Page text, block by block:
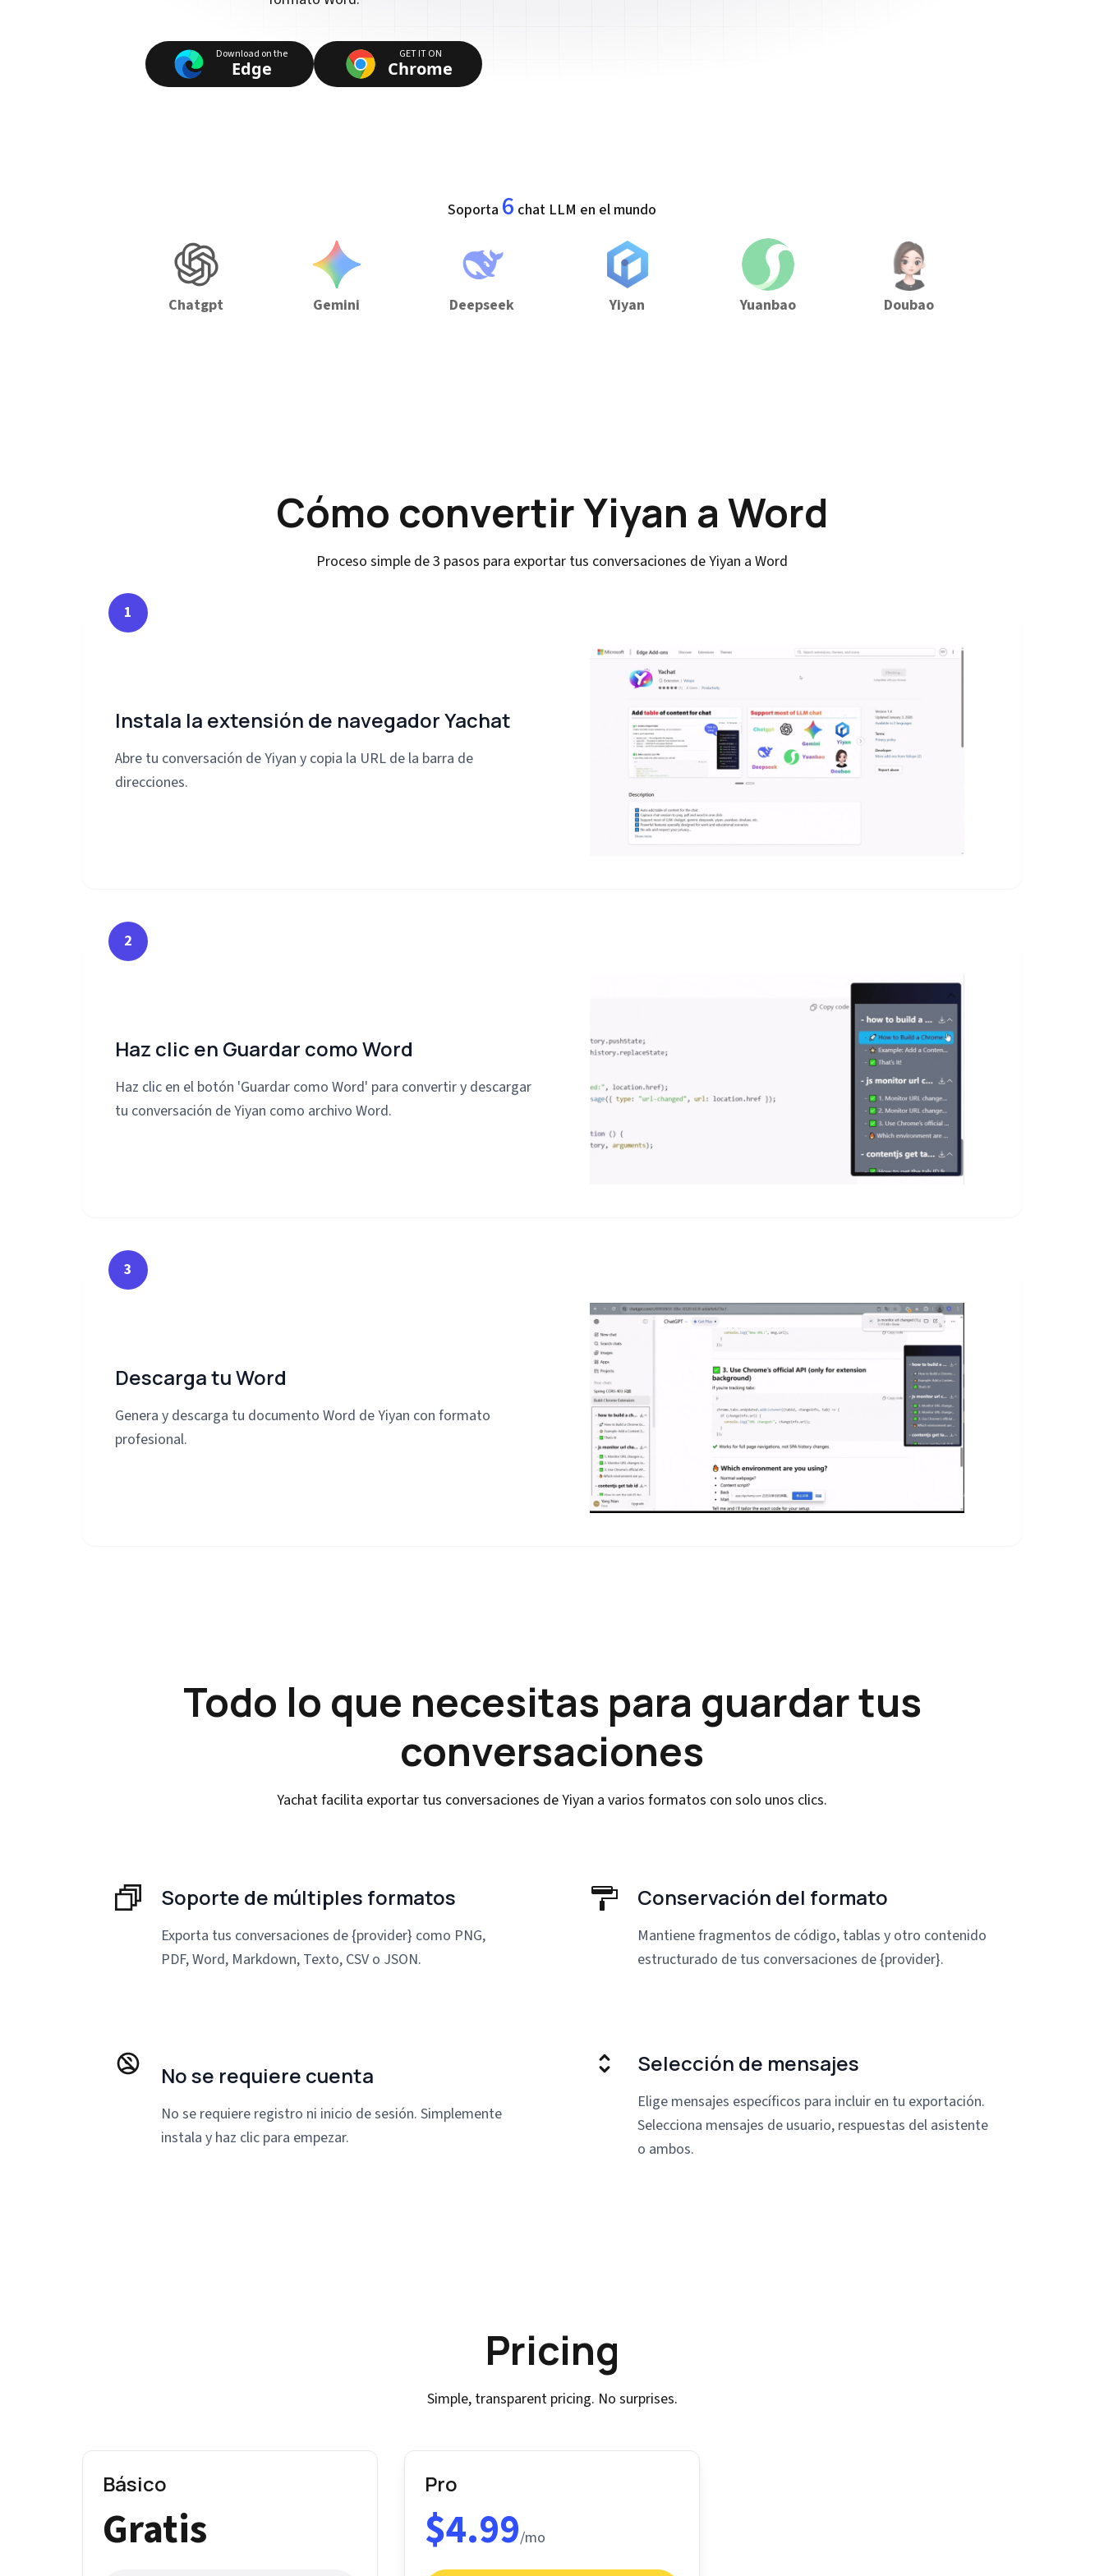
Download on the
Edge
GET IT ON
Chrome
Soporta 6 chat LLM en el mundo
Chatgpt Gemini Deepseek Yiyan Yuanbao Doubao
Cómo convertir Yiyan a Word
Proceso simple de 3 pasos para exportar tus conversaciones de Yiyan a Word
1
Instala la extensión de navegador Yachat
Abre tu conversación de Yiyan y copia la URL de la barra de
direcciones.
2
Haz clic en Guardar como Word
Haz clic en el botón 'Guardar como Word' para convertir y descargar
tu conversación de Yiyan como archivo Word.
3
Descarga tu Word
Genera y descarga tu documento Word de Yiyan con formato
profesional.
Todo lo que necesitas para guardar tus
conversaciones
Yachat facilita exportar tus conversaciones de Yiyan a varios formatos con solo unos clics.
Soporte de múltiples formatos
Exporta tus conversaciones de {provider} como PNG,
PDF, Word, Markdown, Texto, CSV o JSON.
Conservación del formato
Mantiene fragmentos de código, tablas y otro contenido
estructurado de tus conversaciones de {provider}.
No se requiere cuenta
No se requiere registro ni inicio de sesión. Simplemente
instala y haz clic para empezar.
Selección de mensajes
Elige mensajes específicos para incluir en tu exportación.
Selecciona mensajes de usuario, respuestas del asistente
o ambos.
Pricing
Simple, transparent pricing. No surprises.
Básico
Gratis
Pro
$4.99/mo